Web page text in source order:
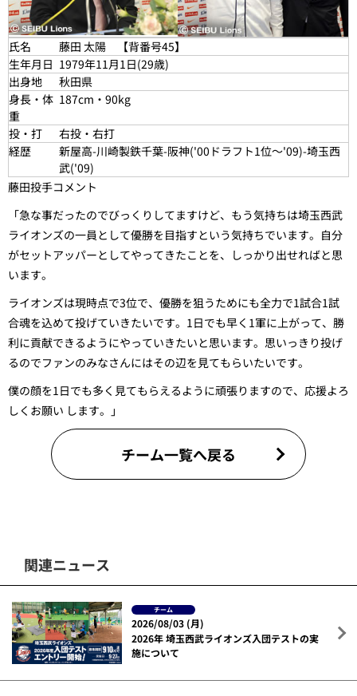
氏名
藤田 太陽 【背番号45】
生年月日 1979年11月1日(29歳)
出身地
秋田県
身長・体
重
187cm・90kg
投・打
右投・右打
経歴
新屋高-川崎製鉄千葉-阪神('00ドラフト1位～'09)-埼玉西
武('09)
藤田投手コメント
「急な事だったのでびっくりしてますけど、もう気持ちは埼玉西武
ライオンズの一員として優勝を目指すという気持ちでいます。自分
がセットアッパーとしてやってきたことを、しっかり出せればと思
います。
ライオンズは現時点で3位で、優勝を狙うためにも全力で1試合1試
合魂を込めて投げていきたいです。1日でも早く1軍に上がって、勝
利に貢献できるようにやっていきたいと思います。思いっきり投げ
るのでファンのみなさんにはその辺を見てもらいたいです。
僕の顔を1日でも多く見てもらえるように頑張りますので、応援よろ
しくお願い します。」
チーム一覧へ戻る
関連ニュース
チーム
2026/08/03 (月)
2026年 埼玉西武ライオンズ入団テストの実
施について